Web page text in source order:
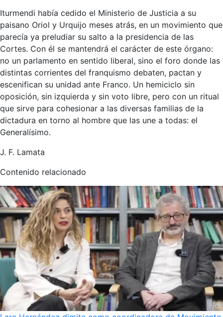
Iturmendi había cedido el Ministerio de Justicia a su
paisano Oriol y Urquijo meses atrás, en un movimiento que
parecía ya preludiar su salto a la presidencia de las
Cortes. Con él se mantendrá el carácter de este órgano:
no un parlamento en sentido liberal, sino el foro donde las
distintas corrientes del franquismo debaten, pactan y
escenifican su unidad ante Franco. Un hemiciclo sin
oposición, sin izquierda y sin voto libre, pero con un ritual
que sirve para cohesionar a las diversas familias de la
dictadura en torno al hombre que las une a todas: el
Generalísimo.
J. F. Lamata
Contenido relacionado